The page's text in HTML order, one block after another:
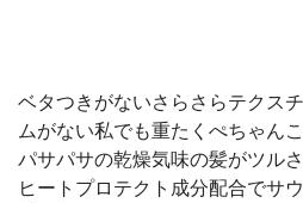
ベタつきがないさらさらテクス
ムがない私でも重たくぺちゃん
パサパサの乾燥気味の髪がツル
ヒートプロテクト成分配合でサ